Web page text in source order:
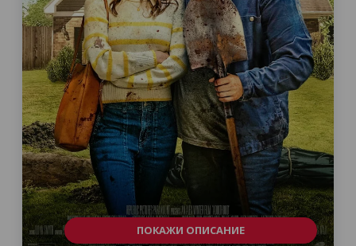
ПОКАЖИ ОПИСАНИЕ